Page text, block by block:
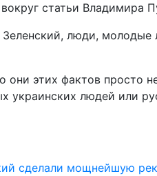
статьи Владимира
люди,
этих фактов просто
украинских людей или
сделали мощнейшую